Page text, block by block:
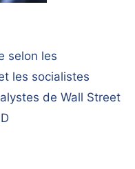
selon les
les socialistes
de Wall Street